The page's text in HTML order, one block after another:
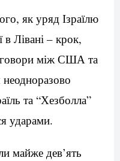
як уряд Ізраїлю
в Лівані – крок,
між США та
та “Хезболла”
ударами.
майже дев’ять